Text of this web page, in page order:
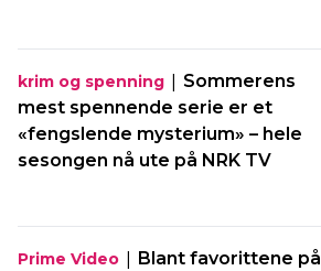
krim og spenning | Sommerens
mest spennende serie er et
«fengslende mysterium» – hele
sesongen nå ute på NRK TV
Prime Video | Blant favorittene på